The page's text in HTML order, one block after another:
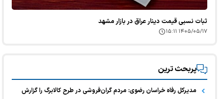
ثبات نسبی قیمت دینار عراق در بازار مشهد
۱۴۰۵/۰۵/۱۷ ۱۵:۱۱
پربحث ترین
مدیرکل رفاه خراسان رضوی: مردم گران‌فروشی در طرح کالابرگ را گزارش